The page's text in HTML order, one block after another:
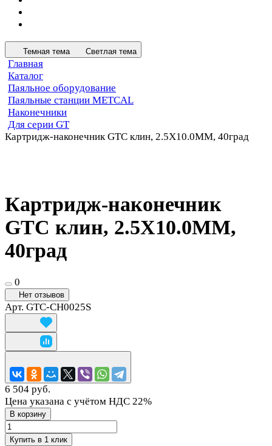
Темная тема Светлая тема
Главная
Каталог
Паяльное оборудование
Паяльные станции METCAL
Наконечники
Для серии GT
Картридж-наконечник GTC клин, 2.5X10.0MM, 40град
Картридж-наконечник
GTC клин, 2.5X10.0MM,
40град
0
Нет отзывов
Арт. GTC-CH0025S
6 504 руб.
Цена указана с учётом НДС 22%
В корзину
Купить в 1 клик